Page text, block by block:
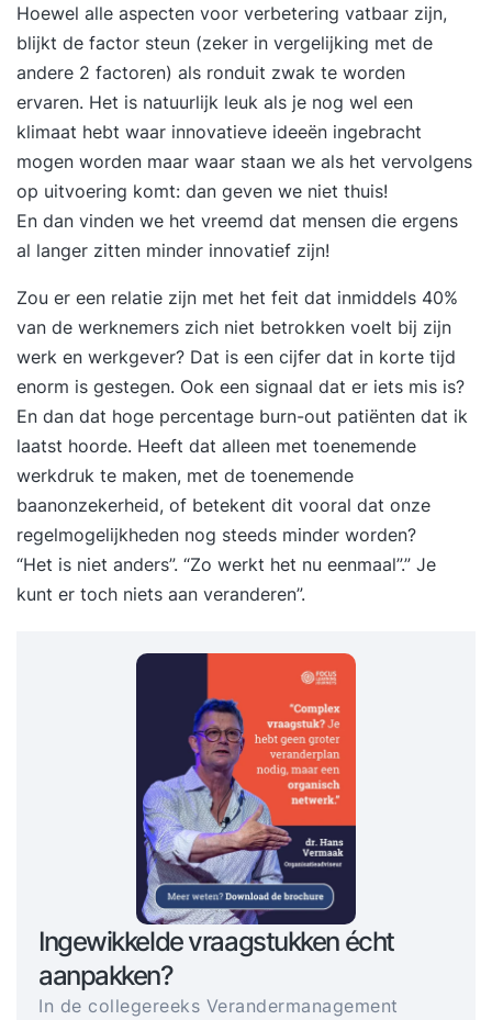
Hoewel alle aspecten voor verbetering vatbaar zijn,
blijkt de factor steun (zeker in vergelijking met de
andere 2 factoren) als ronduit zwak te worden
ervaren. Het is natuurlijk leuk als je nog wel een
klimaat hebt waar innovatieve ideeën ingebracht
mogen worden maar waar staan we als het vervolgens
op uitvoering komt: dan geven we niet thuis!
En dan vinden we het vreemd dat mensen die ergens
al langer zitten minder innovatief zijn!
Zou er een relatie zijn met het feit dat inmiddels 40%
van de werknemers zich niet betrokken voelt bij zijn
werk en werkgever? Dat is een cijfer dat in korte tijd
enorm is gestegen. Ook een signaal dat er iets mis is?
En dan dat hoge percentage burn-out patiënten dat ik
laatst hoorde. Heeft dat alleen met toenemende
werkdruk te maken, met de toenemende
baanonzekerheid, of betekent dit vooral dat onze
regelmogelijkheden nog steeds minder worden?
“Het is niet anders”. “Zo werkt het nu eenmaal”.” Je
kunt er toch niets aan veranderen”.
Ingewikkelde vraagstukken écht
aanpakken?
In de collegereeks Verandermanagement